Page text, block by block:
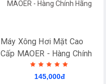
Máy Xông Hơi Mặt Cao
Cấp MAOER - Hàng Chính
145,000đ